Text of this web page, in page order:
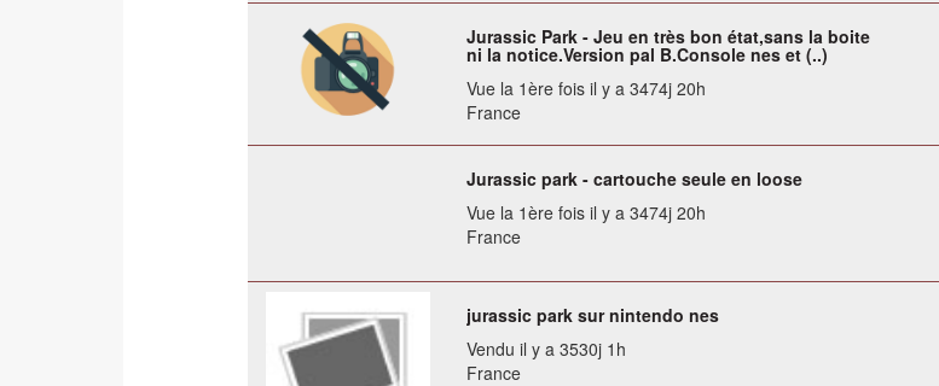
Jurassic Park - Jeu en très bon état,sans la boite
ni la notice.Version pal B.Console nes et (..)
Vue la 1ère fois il y a 3474j 20h
France
Jurassic park - cartouche seule en loose
Vue la 1ère fois il y a 3474j 20h
France
jurassic park sur nintendo nes
Vendu il y a 3530j 1h
France